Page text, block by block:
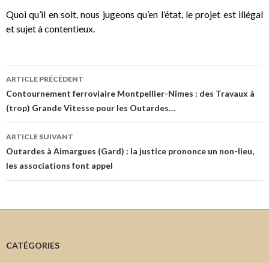
Quoi qu’il en soit, nous jugeons qu’en l’état, le projet est illégal
et sujet à contentieux.
Navigation
des
articles
ARTICLE PRÉCÉDENT
Contournement ferroviaire Montpellier-Nîmes : des Travaux à
(trop) Grande Vitesse pour les Outardes…
ARTICLE SUIVANT
Outardes à Aimargues (Gard) : la justice prononce un non-lieu,
les associations font appel
CATÉGORIES